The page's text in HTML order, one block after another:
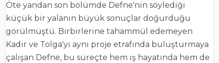
Öte yandan son bölümde Defne'nin söylediği
küçük bir yalanın büyük sonuçlar doğurduğu
görülmüştü. Birbirlerine tahammül edemeyen
Kadir ve Tolga'yı aynı proje etrafında buluşturmaya
çalışan Defne, bu süreçte hem iş hayatında hem de